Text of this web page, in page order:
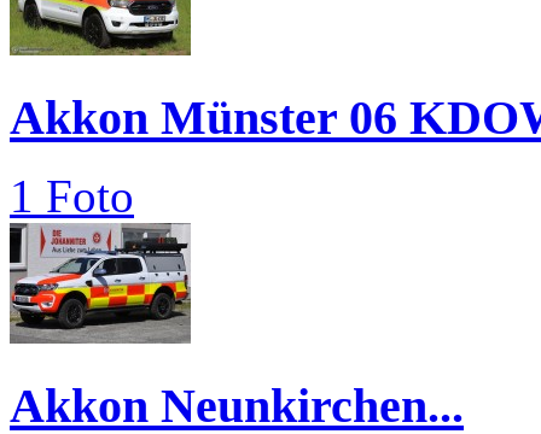
Akkon Münster 06
1 Foto
Akkon Neunkirchen...